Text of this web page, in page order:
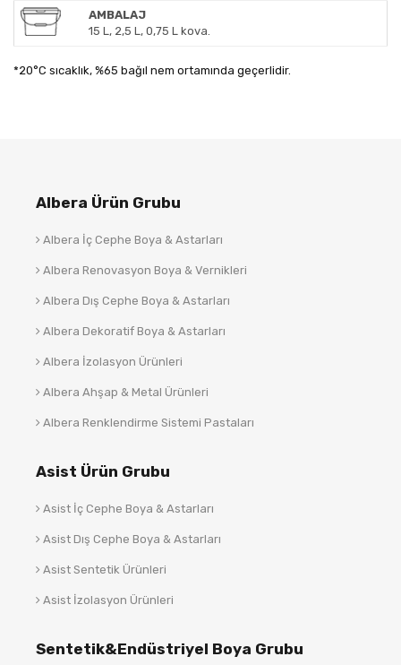
AMBALAJ
15 L, 2,5 L, 0,75 L kova.
*20°C sıcaklık, %65 bağıl nem ortamında geçerlidir.
Albera Ürün Grubu
Albera İç Cephe Boya & Astarları
Albera Renovasyon Boya & Vernikleri
Albera Dış Cephe Boya & Astarları
Albera Dekoratif Boya & Astarları
Albera İzolasyon Ürünleri
Albera Ahşap & Metal Ürünleri
Albera Renklendirme Sistemi Pastaları
Asist Ürün Grubu
Asist İç Cephe Boya & Astarları
Asist Dış Cephe Boya & Astarları
Asist Sentetik Ürünleri
Asist İzolasyon Ürünleri
Sentetik&Endüstriyel Boya Grubu